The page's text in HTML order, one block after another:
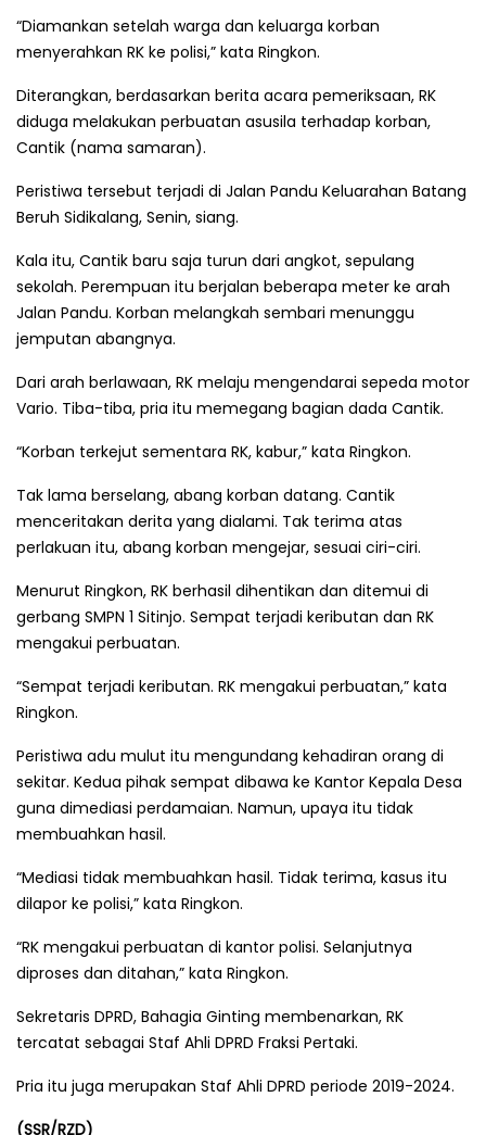
“Diamankan setelah warga dan keluarga korban
menyerahkan RK ke polisi,” kata Ringkon.
Diterangkan, berdasarkan berita acara pemeriksaan, RK
diduga melakukan perbuatan asusila terhadap korban,
Cantik (nama samaran).
Peristiwa tersebut terjadi di Jalan Pandu Keluarahan Batang
Beruh Sidikalang, Senin, siang.
Kala itu, Cantik baru saja turun dari angkot, sepulang
sekolah. Perempuan itu berjalan beberapa meter ke arah
Jalan Pandu. Korban melangkah sembari menunggu
jemputan abangnya.
Dari arah berlawaan, RK melaju mengendarai sepeda motor
Vario. Tiba-tiba, pria itu memegang bagian dada Cantik.
“Korban terkejut sementara RK, kabur,” kata Ringkon.
Tak lama berselang, abang korban datang. Cantik
menceritakan derita yang dialami. Tak terima atas
perlakuan itu, abang korban mengejar, sesuai ciri-ciri.
Menurut Ringkon, RK berhasil dihentikan dan ditemui di
gerbang SMPN 1 Sitinjo. Sempat terjadi keributan dan RK
mengakui perbuatan.
“Sempat terjadi keributan. RK mengakui perbuatan,” kata
Ringkon.
Peristiwa adu mulut itu mengundang kehadiran orang di
sekitar. Kedua pihak sempat dibawa ke Kantor Kepala Desa
guna dimediasi perdamaian. Namun, upaya itu tidak
membuahkan hasil.
“Mediasi tidak membuahkan hasil. Tidak terima, kasus itu
dilapor ke polisi,” kata Ringkon.
“RK mengakui perbuatan di kantor polisi. Selanjutnya
diproses dan ditahan,” kata Ringkon.
Sekretaris DPRD, Bahagia Ginting membenarkan, RK
tercatat sebagai Staf Ahli DPRD Fraksi Pertaki.
Pria itu juga merupakan Staf Ahli DPRD periode 2019-2024.
(SSR/RZD)